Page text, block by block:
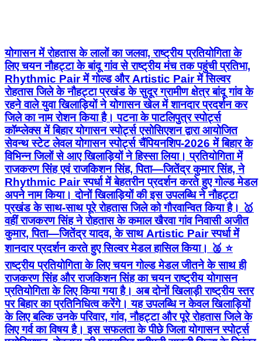
योगासन में रोहतास के लालों का जलवा, राष्ट्रीय प्रतियोगिता के
लिए चयन नौहट्टा के बांदू गांव से राष्ट्रीय मंच तक पहुंची प्रतिभा,
Rhythmic Pair में गोल्ड और Artistic Pair में सिल्वर
रोहतास जिले के नौहट्टा प्रखंड के सुदूर ग्रामीण क्षेत्र बांदू गांव के
रहने वाले युवा खिलाड़ियों ने योगासन खेल में शानदार प्रदर्शन कर
जिले का नाम रोशन किया है। पटना के पाटलिपुत्र स्पोर्ट्स
कॉम्प्लेक्स में बिहार योगासन स्पोर्ट्स एसोसिएशन द्वारा आयोजित
सेवन्थ स्टेट लेवल योगासन स्पोर्ट्स चैंपियनशिप-2026 में बिहार के
विभिन्न जिलों से आए खिलाड़ियों ने हिस्सा लिया। प्रतियोगिता में
राजकरण सिंह एवं राजकिशन सिंह, पिता—जितेंद्र कुमार सिंह, ने
Rhythmic Pair स्पर्धा में बेहतरीन प्रदर्शन करते हुए गोल्ड मेडल
अपने नाम किया। दोनों खिलाड़ियों की इस उपलब्धि ने नौहट्टा
प्रखंड के साथ-साथ पूरे रोहतास जिले को गौरवान्वित किया है। 🥇
वहीं राजकरण सिंह ने रोहतास के कमाल खैरवा गांव निवासी अजीत
कुमार, पिता—जितेंद्र यादव, के साथ Artistic Pair स्पर्धा में
शानदार प्रदर्शन करते हुए सिल्वर मेडल हासिल किया। 🥈 ⭐
राष्ट्रीय प्रतियोगिता के लिए चयन गोल्ड मेडल जीतने के साथ ही
राजकरण सिंह और राजकिशन सिंह का चयन राष्ट्रीय योगासन
प्रतियोगिता के लिए किया गया है। अब दोनों खिलाड़ी राष्ट्रीय स्तर
पर बिहार का प्रतिनिधित्व करेंगे। यह उपलब्धि न केवल खिलाड़ियों
के लिए बल्कि उनके परिवार, गांव, नौहट्टा और पूरे रोहतास जिले के
लिए गर्व का विषय है। इस सफलता के पीछे जिला योगासन स्पोर्ट्स